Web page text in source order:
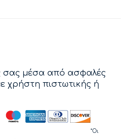
σας μέσα από ασφαλές
χρήστη πιστωτικής ή
*Οι